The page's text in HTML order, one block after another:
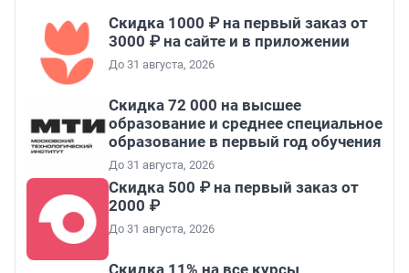
Скидка 1000 ₽ на первый заказ от
3000 ₽ на сайте и в приложении
До 31 августа, 2026
Скидка 72 000 на высшее
образование и среднее специальное
образование в первый год обучения
До 31 августа, 2026
Скидка 500 ₽ на первый заказ от
2000 ₽
До 31 августа, 2026